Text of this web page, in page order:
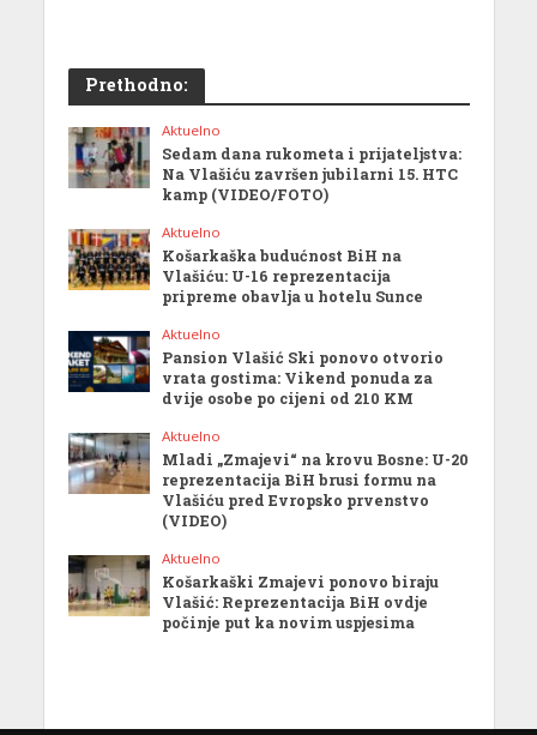
Prethodno:
Aktuelno
Sedam dana rukometa i prijateljstva:
Na Vlašiću završen jubilarni 15. HTC
kamp (VIDEO/FOTO)
Aktuelno
Košarkaška budućnost BiH na
Vlašiću: U-16 reprezentacija
pripreme obavlja u hotelu Sunce
Aktuelno
Pansion Vlašić Ski ponovo otvorio
vrata gostima: Vikend ponuda za
dvije osobe po cijeni od 210 KM
Aktuelno
Mladi „Zmajevi“ na krovu Bosne: U-20
reprezentacija BiH brusi formu na
Vlašiću pred Evropsko prvenstvo
(VIDEO)
Aktuelno
Košarkaški Zmajevi ponovo biraju
Vlašić: Reprezentacija BiH ovdje
počinje put ka novim uspjesima